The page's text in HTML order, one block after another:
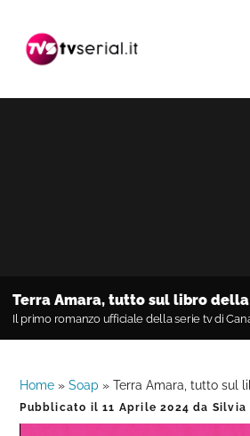
navigazione
contenuto
barra
primaria
Terra Amara, tutto sul libro della
Il primo romanzo ufficiale della serie tv di
Home »Soap »Terra Amara, tutto sul
Pubblicato il11 Aprile 2024 da Silvia